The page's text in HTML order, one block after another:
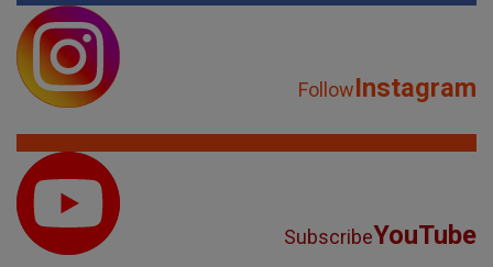
FollowInstagram
SubscribeYouTube